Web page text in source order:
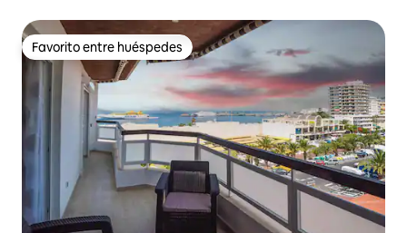
Favorito entre huéspedes
Favorito entre huéspedes